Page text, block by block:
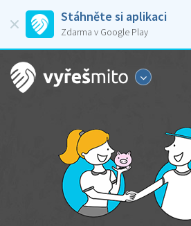
Stáhněte si aplikaci
Zdarma v Google Play